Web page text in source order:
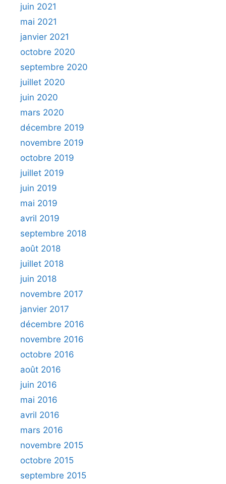
juin 2021
mai 2021
janvier 2021
octobre 2020
septembre 2020
juillet 2020
juin 2020
mars 2020
décembre 2019
novembre 2019
octobre 2019
juillet 2019
juin 2019
mai 2019
avril 2019
septembre 2018
août 2018
juillet 2018
juin 2018
novembre 2017
janvier 2017
décembre 2016
novembre 2016
octobre 2016
août 2016
juin 2016
mai 2016
avril 2016
mars 2016
novembre 2015
octobre 2015
septembre 2015